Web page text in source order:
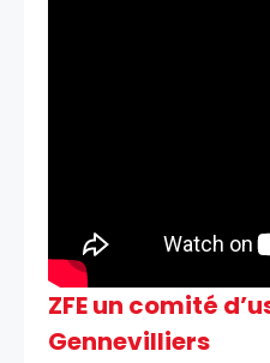
ZFE un comité
Gennevilliers